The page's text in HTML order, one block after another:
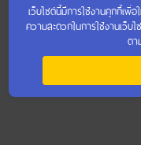
เว็บไซต์นี้มีการใช้งานคุกกี้เพื่
ความสะดวกในการใช้งานเว็บ
ต